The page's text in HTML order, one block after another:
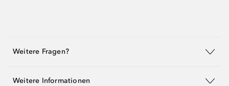
Weitere Fragen?
Weitere Informationen